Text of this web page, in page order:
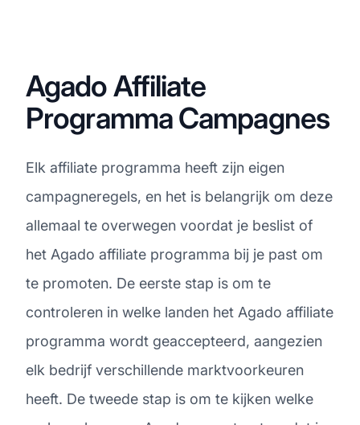
Agado Affiliate
Programma Campagnes
Elk affiliate programma heeft zijn eigen
campagneregels, en het is belangrijk om deze
allemaal te overwegen voordat je beslist of
het Agado affiliate programma bij je past om
te promoten. De eerste stap is om te
controleren in welke landen het Agado affiliate
programma wordt geaccepteerd, aangezien
elk bedrijf verschillende marktvoorkeuren
heeft. De tweede stap is om te kijken welke